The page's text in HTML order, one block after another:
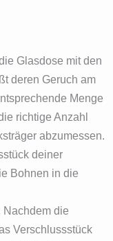
Glasdose mit den
deren Geruch am
Menge
richtige Anzahl
abzumessen.
deiner
Bohnen in die
Nachdem die
Verschlussstück